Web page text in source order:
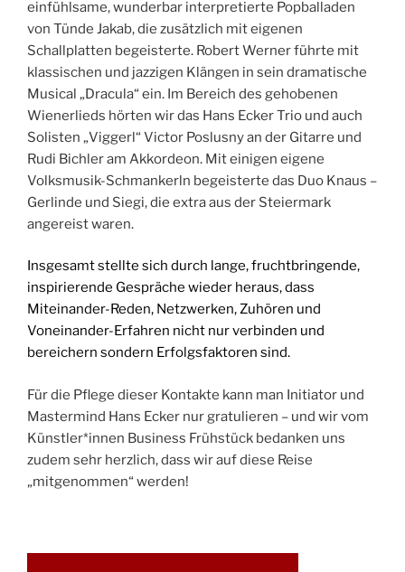
einfühlsame, wunderbar interpretierte Popballaden
von Tünde Jakab, die zusätzlich mit eigenen
Schallplatten begeisterte. Robert Werner führte mit
klassischen und jazzigen Klängen in sein dramatische
Musical „Dracula“ ein. Im Bereich des gehobenen
Wienerlieds hörten wir das Hans Ecker Trio und auch
Solisten „Viggerl“ Victor Poslusny an der Gitarre und
Rudi Bichler am Akkordeon. Mit einigen eigene
Volksmusik-Schmankerln begeisterte das Duo Knaus –
Gerlinde und Siegi, die extra aus der Steiermark
angereist waren.
Insgesamt stellte sich durch lange, fruchtbringende,
inspirierende Gespräche wieder heraus, dass
Miteinander-Reden, Netzwerken, Zuhören und
Voneinander-Erfahren nicht nur verbinden und
bereichern sondern Erfolgsfaktoren sind.
Für die Pflege dieser Kontakte kann man Initiator und
Mastermind Hans Ecker nur gratulieren – und wir vom
Künstler*innen Business Frühstück bedanken uns
zudem sehr herzlich, dass wir auf diese Reise
„mitgenommen“ werden!